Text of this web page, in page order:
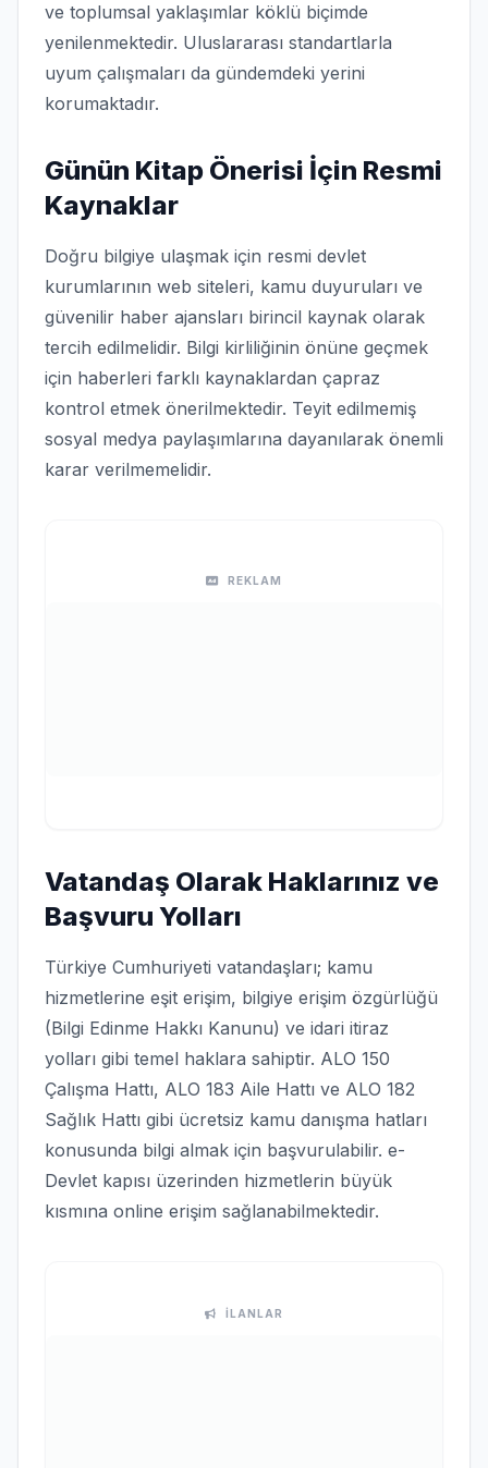
ve toplumsal yaklaşımlar köklü biçimde
yenilenmektedir. Uluslararası standartlarla
uyum çalışmaları da gündemdeki yerini
korumaktadır.
Günün Kitap Önerisi İçin Resmi
Kaynaklar
Doğru bilgiye ulaşmak için resmi devlet
kurumlarının web siteleri, kamu duyuruları ve
güvenilir haber ajansları birincil kaynak olarak
tercih edilmelidir. Bilgi kirliliğinin önüne geçmek
için haberleri farklı kaynaklardan çapraz
kontrol etmek önerilmektedir. Teyit edilmemiş
sosyal medya paylaşımlarına dayanılarak önemli
karar verilmemelidir.
REKLAM
Vatandaş Olarak Haklarınız ve
Başvuru Yolları
Türkiye Cumhuriyeti vatandaşları; kamu
hizmetlerine eşit erişim, bilgiye erişim özgürlüğü
(Bilgi Edinme Hakkı Kanunu) ve idari itiraz
yolları gibi temel haklara sahiptir. ALO 150
Çalışma Hattı, ALO 183 Aile Hattı ve ALO 182
Sağlık Hattı gibi ücretsiz kamu danışma hatları
konusunda bilgi almak için başvurulabilir. e-
Devlet kapısı üzerinden hizmetlerin büyük
kısmına online erişim sağlanabilmektedir.
İLANLAR